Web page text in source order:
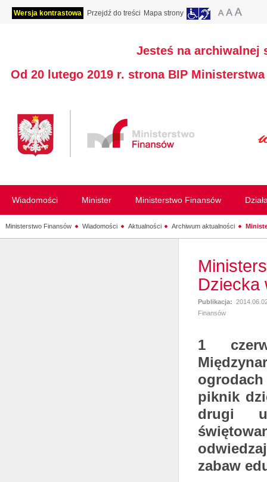
Wersja kontrastowa Przejdź do treści Mapa strony
Jesteś na archiwalnej
Od 20 lutego 2019 r. strona BIP
Wiadomości Minister Ministerstwo Finansów
Ministerstwo Finansów Wiadomości Aktualności Archiwum aktualności
Dziecka
Publikacja:
Finansów
1
piknik
drugi
zabaw